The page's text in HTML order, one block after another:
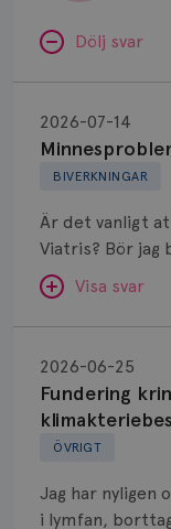
Dölj svar
BIVERKNINGAR
2026-07-14
Är det vanligt
Viatris?
Visa svar
SVAR:
Hej. Oavsett
(men även
uppleva
märke eller
Letrozol
Viatris?
ÖVRIGT
Fundering
2026-06-25
Jag har nyligen
i lymfan,
kring
medicin